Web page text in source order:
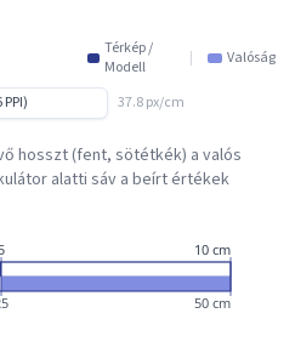
Térkép /
Modell
| Valóság
37.8 px/cm
hosszt (fent, sötétkék) a valós
alatti sáv a beírt értékek
10 cm
50 cm